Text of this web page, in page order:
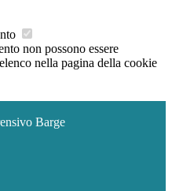
non possono essere
nella pagina della cookie
Barge